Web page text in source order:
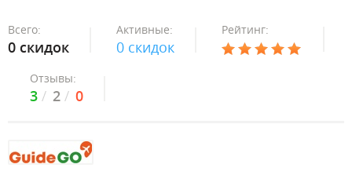
Всего:
0 скидок
Активные:
0 скидок
Рейтинг:
Отзывы:
3 2 0